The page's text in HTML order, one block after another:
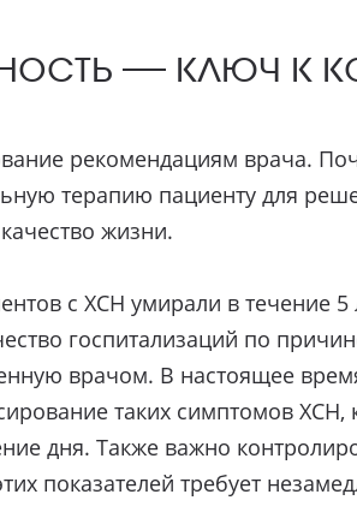
— ключ к
рекомендациям врача.
терапию пациенту для
жизни.
с ХСН умирали в течение 5
госпитализаций по
врачом. В настоящее
таких симптомов
дня. Также важно
показателей требует